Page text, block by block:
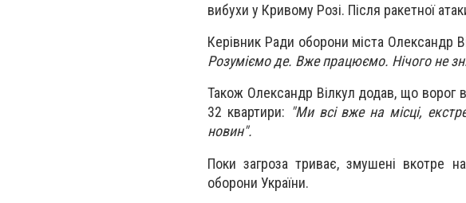
вибухи у Кривому Розі. Після ракетної
Керівник Ради оборони міста Олександр
Розуміємо де. Вже працюємо. Нічого не
Також Олександр Вілкул додав, що
32 квартири: "Ми всі вже на місці,
новин".
Поки загроза триває, змушені вкотре
оборони України.